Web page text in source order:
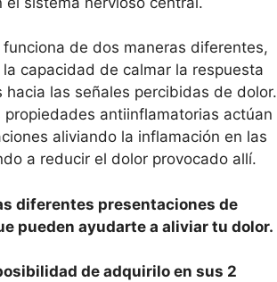
funciona de dos maneras diferentes,
capacidad de calmar la respuesta
hacia las señales percibidas de dolor.
propiedades antiinflamatorias actúan
aliviando la inflamación en las
a reducir el dolor provocado allí.
diferentes presentaciones de
pueden ayudarte a aliviar tu dolor.
de adquirilo en sus 2